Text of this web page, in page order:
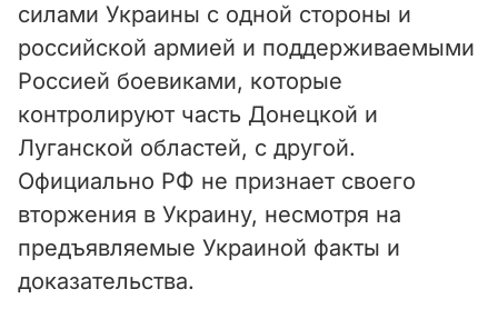
силами Украины с одной стороны и
российской армией и поддерживаемыми
Россией боевиками, которые
контролируют часть Донецкой и
Луганской областей, с другой.
Официально РФ не признает своего
вторжения в Украину, несмотря на
предъявляемые Украиной факты и
доказательства.